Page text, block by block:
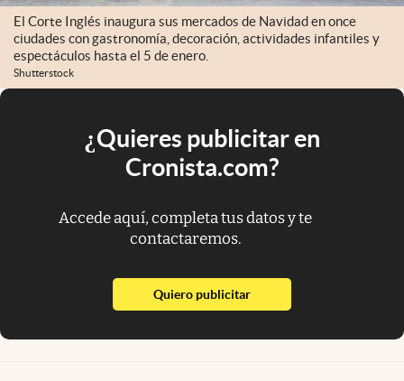
El Corte Inglés inaugura sus mercados de Navidad en once
ciudades con gastronomía, decoración, actividades infantiles y
espectáculos hasta el 5 de enero.
Shutterstock
¿Quieres publicitar en
Cronista.com?
Accede aquí, completa tus datos y te
contactaremos.
Quiero publicitarabre en nueva pestaña